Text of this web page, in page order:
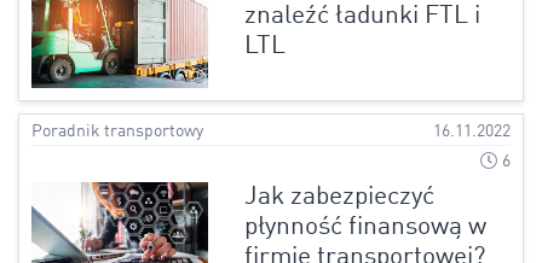
znaleźć ładunki FTL i
LTL
Poradnik transportowy
16.11.2022
6
Jak zabezpieczyć
płynność finansową w
firmie transportowej?